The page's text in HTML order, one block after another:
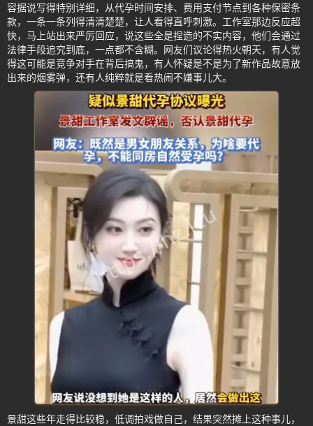
容据说写得特别详细，从代孕时间安排、费用支付节点到各种保密条
款，一条一条列得清清楚楚，让人看得直呼刺激。工作室那边反应超
快，马上站出来严厉回应，说这些全是捏造的不实内容，他们会通过
法律手段追究到底，一点都不含糊。网友们议论得热火朝天，有人觉
得这可能是竞争对手在背后搞鬼，有人怀疑是不是为了新作品故意放
出来的烟雾弹，还有人纯粹就是看热闹不嫌事儿大。
景甜这些年走得比较稳，低调拍戏做自己，结果突然摊上这种事儿，